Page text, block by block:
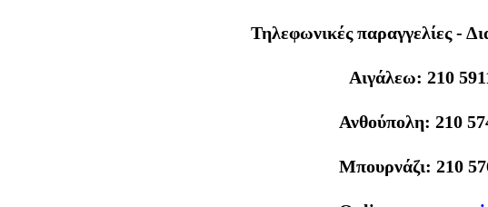
Τηλεφωνικές παραγγελίες -
Αιγάλεω: 210
Ανθούπολη: 210
Μπουρνάζι: 210